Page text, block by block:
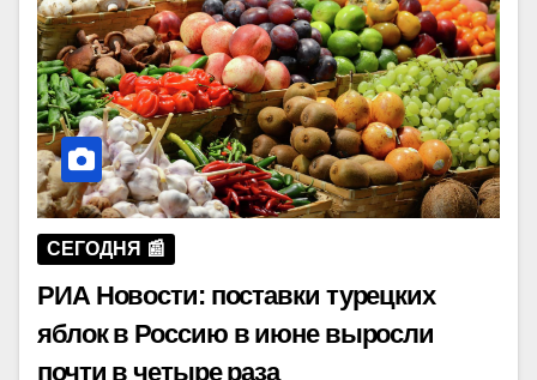
СЕГОДНЯ 📰
РИА Новости: поставки турецких
яблок в Россию в июне выросли
почти в четыре раза